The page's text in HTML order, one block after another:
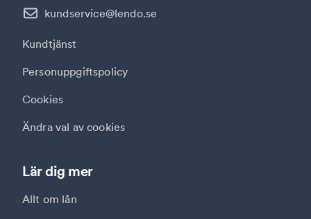
Lär dig mer
Allt om lån
kundservice@lendo.se
Kundtjänst
Personuppgiftspolicy
Cookies
Ändra val av cookies